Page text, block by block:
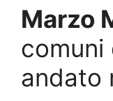
Marzo
comuni
andato